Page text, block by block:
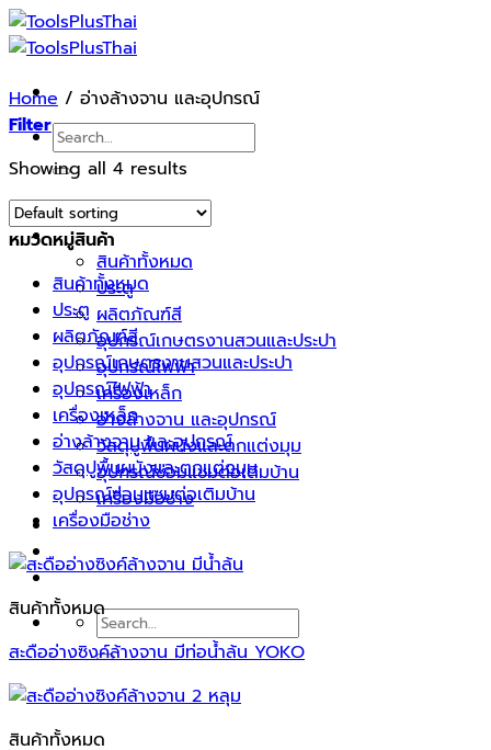
Skip
to
Search
for:
หน้าแรก
รายการสินค้า
สินค้าทั้งหมด
ประตู
ผลิตภัณฑ์สี
อุปกรณ์เกษตรงานสวนและประปา
อุปกรณ์ไฟฟ้า
เครื่องเหล็ก
อ่างล้างจาน และอุปกรณ์
วัสดุปูพื้นผนังและตกแต่งมุม
อุปกรณ์ซ่อมแซมต่อเติมบ้าน
เครื่องมือช่าง
บทความ
Search
for:
Home / อ่างล้างจาน และอุปกรณ์
Filter
Showing all 4 results
หมวดหมู่สินค้า
สินค้าทั้งหมด
ประตู
ผลิตภัณฑ์สี
อุปกรณ์เกษตรงานสวนและประปา
อุปกรณ์ไฟฟ้า
เครื่องเหล็ก
อ่างล้างจาน และอุปกรณ์
วัสดุปูพื้นผนังและตกแต่งมุม
อุปกรณ์ซ่อมแซมต่อเติมบ้าน
เครื่องมือช่าง
สินค้าทั้งหมด
สะดืออ่างซิงค์ล้างจาน มีท่อน้ำล้น YOKO
สินค้าทั้งหมด